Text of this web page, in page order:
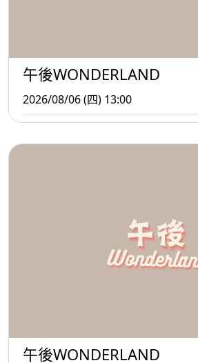
午後WONDERLAND
2026/08/06 (四) 13:00
午後WONDERLAND